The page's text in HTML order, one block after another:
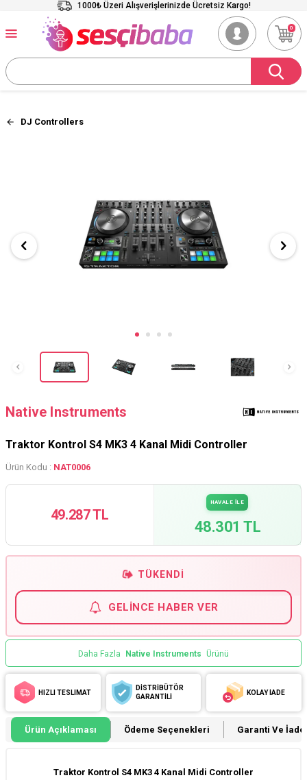
1000₺ Üzeri Alışverişlerinizde Ücretsiz Kargo!
0
DJ Controllers
Native Instruments
Traktor Kontrol S4 MK3 4 Kanal Midi Controller
Ürün Kodu : NAT0006
49.287 TL
HAVALE İLE
48.301 TL
TÜKENDI
GELINCE HABER VER
Daha Fazla Native Instruments Ürünü
HIZLI TESLİMAT
DİSTRİBÜTÖR
GARANTİLİ
KOLAY İADE
Ürün Açıklaması Ödeme Seçenekleri Garanti Ve İade
Traktor Kontrol S4 MK3 4 Kanal Midi Controller